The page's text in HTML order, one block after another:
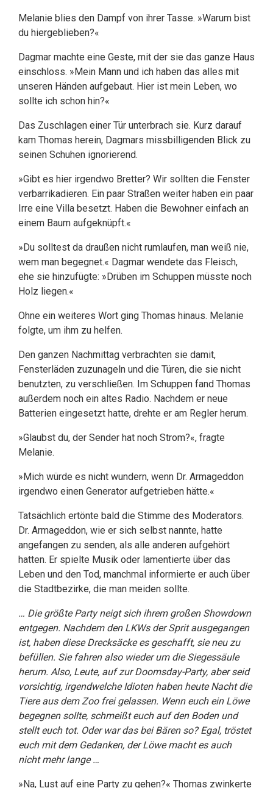
Melanie blies den Dampf von ihrer Tasse. »Warum bist
du hiergeblieben?«
Dagmar machte eine Geste, mit der sie das ganze Haus
einschloss. »Mein Mann und ich haben das alles mit
unseren Händen aufgebaut. Hier ist mein Leben, wo
sollte ich schon hin?«
Das Zuschlagen einer Tür unterbrach sie. Kurz darauf
kam Thomas herein, Dagmars missbilligenden Blick zu
seinen Schuhen ignorierend.
»Gibt es hier irgendwo Bretter? Wir sollten die Fenster
verbarrikadieren. Ein paar Straßen weiter haben ein paar
Irre eine Villa besetzt. Haben die Bewohner einfach an
einem Baum aufgeknüpft.«
»Du solltest da draußen nicht rumlaufen, man weiß nie,
wem man begegnet.« Dagmar wendete das Fleisch,
ehe sie hinzufügte: »Drüben im Schuppen müsste noch
Holz liegen.«
Ohne ein weiteres Wort ging Thomas hinaus. Melanie
folgte, um ihm zu helfen.
Den ganzen Nachmittag verbrachten sie damit,
Fensterläden zuzunageln und die Türen, die sie nicht
benutzten, zu verschließen. Im Schuppen fand Thomas
außerdem noch ein altes Radio. Nachdem er neue
Batterien eingesetzt hatte, drehte er am Regler herum.
»Glaubst du, der Sender hat noch Strom?«, fragte
Melanie.
»Mich würde es nicht wundern, wenn Dr. Armageddon
irgendwo einen Generator aufgetrieben hätte.«
Tatsächlich ertönte bald die Stimme des Moderators.
Dr. Armageddon, wie er sich selbst nannte, hatte
angefangen zu senden, als alle anderen aufgehört
hatten. Er spielte Musik oder lamentierte über das
Leben und den Tod, manchmal informierte er auch über
die Stadtbezirke, die man meiden sollte.
… Die größte Party neigt sich ihrem großen Showdown
entgegen. Nachdem den LKWs der Sprit ausgegangen
ist, haben diese Drecksäcke es geschafft, sie neu zu
befüllen. Sie fahren also wieder um die Siegessäule
herum. Also, Leute, auf zur Doomsday-Party, aber seid
vorsichtig, irgendwelche Idioten haben heute Nacht die
Tiere aus dem Zoo frei gelassen. Wenn euch ein Löwe
begegnen sollte, schmeißt euch auf den Boden und
stellt euch tot. Oder war das bei Bären so? Egal, tröstet
euch mit dem Gedanken, der Löwe macht es auch
nicht mehr lange …
»Na, Lust auf eine Party zu gehen?« Thomas zwinkerte